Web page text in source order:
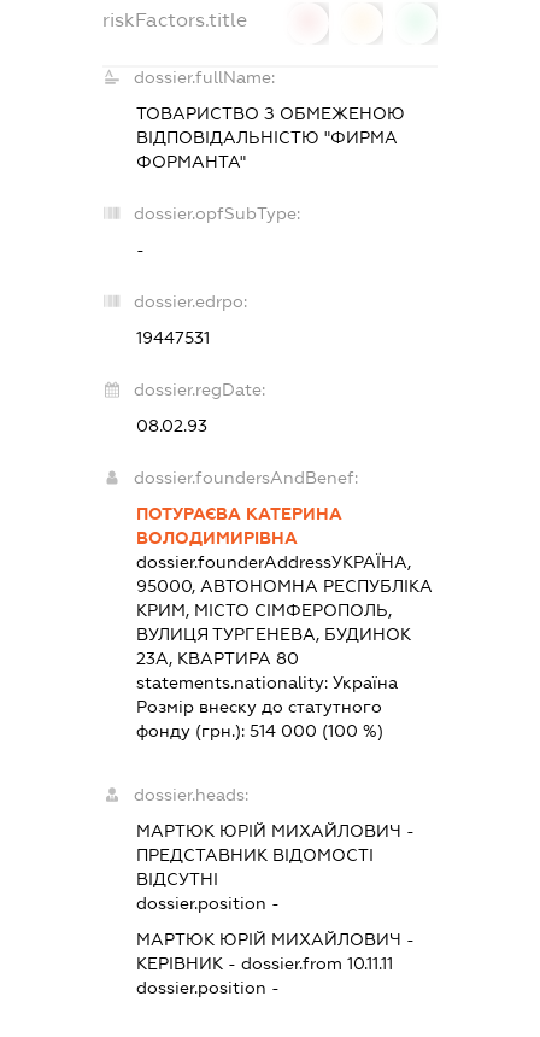
riskFactors.title
dossier.fullName:
ТОВАРИСТВО З ОБМЕЖЕНОЮ
ВІДПОВІДАЛЬНІСТЮ "ФИРМА
ФОРМАНТА"
dossier.opfSubType:
-
dossier.edrpo:
19447531
dossier.regDate:
08.02.93
dossier.foundersAndBenef:
ПОТУРАЄВА КАТЕРИНА
ВОЛОДИМИРІВНА
dossier.founderAddressУКРАЇНА,
95000, АВТОНОМНА РЕСПУБЛІКА
КРИМ, МІСТО СІМФЕРОПОЛЬ,
ВУЛИЦЯ ТУРГЕНЕВА, БУДИНОК
23А, КВАРТИРА 80
statements.nationality:Україна
Розмір внеску до статутного
фонду (грн.):514 000 (100 %)
dossier.heads:
МАРТЮК ЮРІЙ МИХАЙЛОВИЧ -
ПРЕДСТАВНИК ВІДОМОСТІ
ВІДСУТНІ
dossier.position -
МАРТЮК ЮРІЙ МИХАЙЛОВИЧ -
КЕРІВНИК - dossier.from 10.11.11
dossier.position -